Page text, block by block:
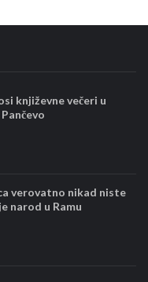
književne večeri u
verovatno nikad niste
narod u Ramu